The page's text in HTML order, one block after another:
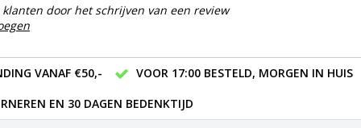
door het schrijven van een review
VANAF €50,-
VOOR 17:00 BESTELD, MORGEN IN HUIS
EN 30 DAGEN BEDENKTIJD